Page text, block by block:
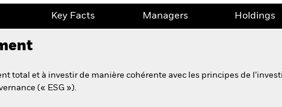
Key Facts Managers Holdings
total et à investir de manière cohérente avec les principes de
(« ESG »).